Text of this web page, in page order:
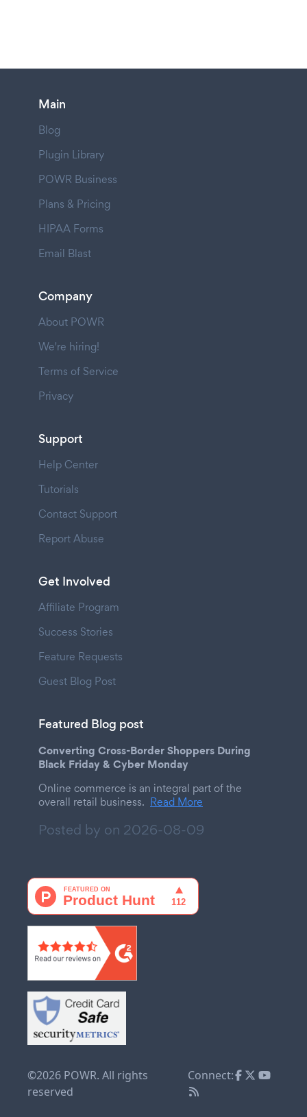
Main
Blog
Plugin Library
POWR Business
Plans & Pricing
HIPAA Forms
Email Blast
Company
About POWR
We're hiring!
Terms of Service
Privacy
Support
Help Center
Tutorials
Contact Support
Report Abuse
Get Involved
Affiliate Program
Success Stories
Feature Requests
Guest Blog Post
Featured Blog post
Converting Cross-Border Shoppers During
Black Friday & Cyber Monday
Online commerce is an integral part of the
overall retail business. Read More
Posted by on 2026-08-09
©2026 POWR. All rights
reserved
Connect: